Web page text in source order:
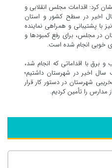
کرد: اقدامات مجلس انقلابی و
اخیر در سطح کشور و استان
با پشتیبانی و همراهی نماینده
در مجلس، برای رفع کمبودها و
خوبی انجام شده است.
و برق با اقداماتی که انجام شد،
اخیر در شهرستان داشتیم؛
شهرستان در دستور کار قرار
مدارس را تأمین کردیم.